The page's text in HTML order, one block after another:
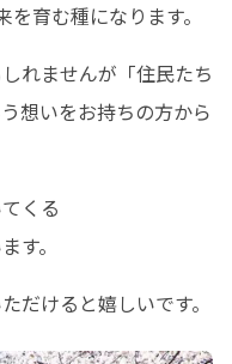
育む種になります。
れませんが「住民たち
想いをお持ちの方から
くる
す。
だけると嬉しいです。